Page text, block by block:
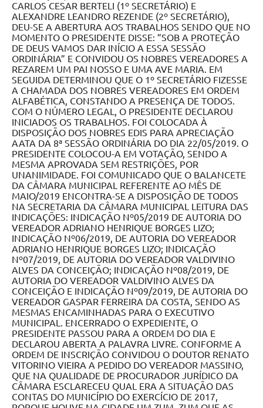
Contratos
Ouvidoria
Comissões
Audiências Públicas
Arquivos para Download
Carta de Serviços
Notícias
Turismo
Obras
Galeria de Vídeos
Secretarias
Projetos
Contas Públicas
Editais
Links
Serviços Online
Enquete
Jornal